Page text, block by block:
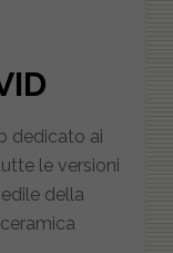
dedicato ai
le versioni
della